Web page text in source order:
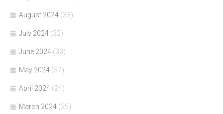
August 2024 (33)
July 2024 (32)
June 2024 (33)
May 2024 (37)
April 2024 (24)
March 2024 (25)